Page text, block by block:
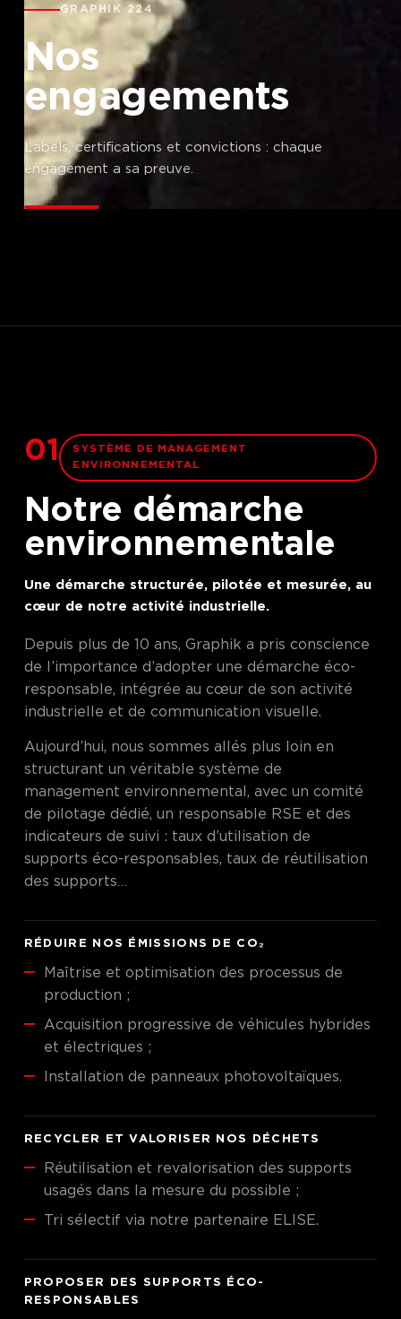
GRAPHIK 224
Nos
engagements
Labels, certifications et convictions : chaque
engagement a sa preuve.
01
SYSTÈME DE MANAGEMENT
ENVIRONNEMENTAL
Notre démarche
environnementale
Une démarche structurée, pilotée et mesurée, au
cœur de notre activité industrielle.
Depuis plus de 10 ans, Graphik a pris conscience
de l’importance d’adopter une démarche éco-
responsable, intégrée au cœur de son activité
industrielle et de communication visuelle.
Aujourd’hui, nous sommes allés plus loin en
structurant un véritable système de
management environnemental, avec un comité
de pilotage dédié, un responsable RSE et des
indicateurs de suivi : taux d’utilisation de
supports éco-responsables, taux de réutilisation
des supports…
RÉDUIRE NOS ÉMISSIONS DE CO₂
Maîtrise et optimisation des processus de
production ;
Acquisition progressive de véhicules hybrides
et électriques ;
Installation de panneaux photovoltaïques.
RECYCLER ET VALORISER NOS DÉCHETS
Réutilisation et revalorisation des supports
usagés dans la mesure du possible ;
Tri sélectif via notre partenaire ELISE.
PROPOSER DES SUPPORTS ÉCO-
RESPONSABLES